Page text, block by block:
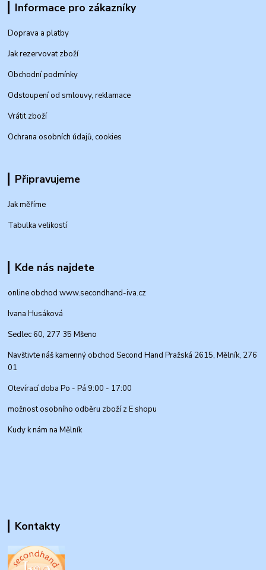
Informace pro zákazníky
Doprava a platby
Jak rezervovat zboží
Obchodní podmínky
Odstoupení od smlouvy, reklamace
Vrátit zboží
Ochrana osobních údajů, cookies
Připravujeme
Jak měříme
Tabulka velikostí
Kde nás najdete
online obchod www.secondhand-iva.cz
Ivana Husáková
Sedlec 60, 277 35 Mšeno
Navštivte náš kamenný obchod Second Hand Pražská 2615, Mělník, 276
01
Otevírací doba Po - Pá 9:00 - 17:00
možnost osobního odběru zboží z E shopu
Kudy k nám na Mělník
Kontakty